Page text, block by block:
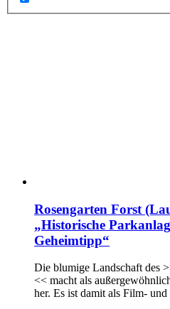
Rosengarten Forst
„Historische
Geheimtipp“
Die blumige Landschaft des
<< macht als
her. Es ist damit als Film- und